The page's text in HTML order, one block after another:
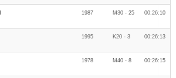
1987 M30 - 25 00:26:10
1995 K20 - 3 00:26:13
1978 M40 - 8 00:26:15